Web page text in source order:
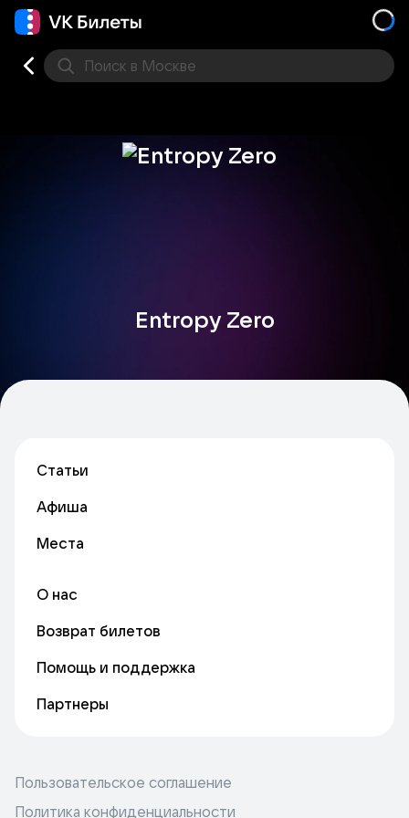
Поиск в Москве
Entropy Zero
Статьи
Афиша
Места
О нас
Возврат билетов
Помощь и поддержка
Партнеры
Пользовательское соглашение
Политика конфиденциальности